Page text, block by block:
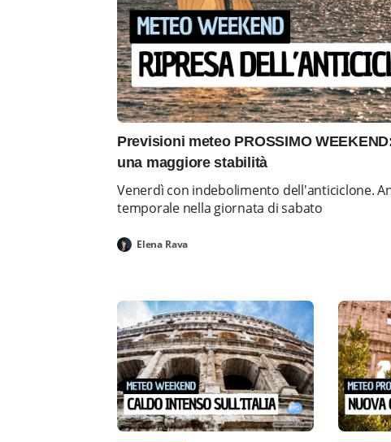
Previsioni meteo PROSSIMO
una maggiore stabilità
Venerdì con indebolimento dell'anticiclone.
temporale nella giornata di sabato
Elena Rava